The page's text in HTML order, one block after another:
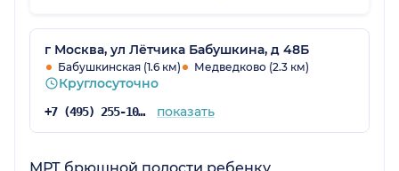
г Москва, ул Лётчика Бабушкина, д 48Б
Бабушкинская (1.6 км) Медведково (2.3 км)
Круглосуточно
+7 (495) 255-10-78 показать